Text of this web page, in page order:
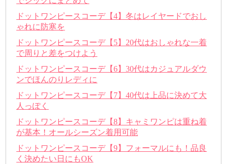
ドットワンピースコーデ【4】冬はレイヤードでおし
ゃれに防寒を
ドットワンピースコーデ【5】20代はおしゃれな一着
で周りと差をつけよう
ドットワンピースコーデ【6】30代はカジュアルダウ
ンでほんのりレディに
ドットワンピースコーデ【7】40代は上品に決めて大
人っぽく
ドットワンピースコーデ【8】キャミワンピは重ね着
が基本！オールシーズン着用可能
ドットワンピースコーデ【9】フォーマルにも！品良
く決めたい日にもOK